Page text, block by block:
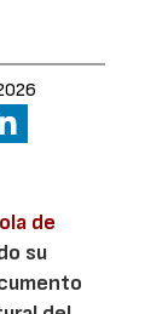
de
su